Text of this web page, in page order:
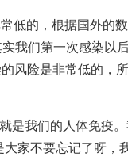
低的，根据国外的
我们第一次感染以
风险是非常低的，
我们的人体免疫
家不要忘记了呀，